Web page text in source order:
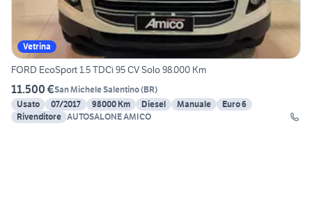
Vetrina
FORD EcoSport 1.5 TDCi 95 CV Solo 98.000 Km
11.500 €San Michele Salentino(BR)
Usato
07/2017 98000 Km Diesel Manuale
Euro 6
Rivenditore AUTOSALONE AMICO